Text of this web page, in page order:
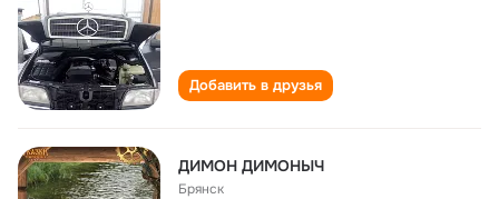
Добавить в друзья
ДИМОН ДИМОНЫЧ
Брянск